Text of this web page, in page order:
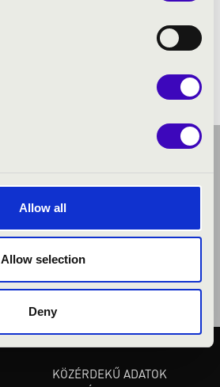
Allow all
Allow selection
Deny
KÖZÉRDEKŰ ADATOK